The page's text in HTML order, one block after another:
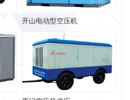
开山电动型空压机